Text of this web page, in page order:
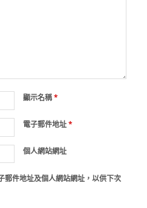
顯示名稱*
電子郵件地址*
個人網站網址
郵件地址及個人網站網址，以供下次